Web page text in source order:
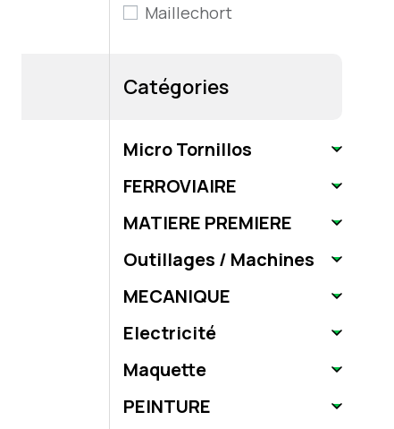
Maillechort
Catégories
Micro Tornillos
FERROVIAIRE
MATIERE PREMIERE
Outillages / Machines
MECANIQUE
Electricité
Maquette
PEINTURE